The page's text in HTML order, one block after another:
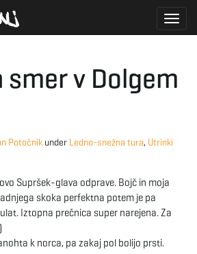
smer v Dolgem
Potočnik under Ledno-snežna tura, Utrinki
Supršek-glava odprave. Bojč in moja
skoka perfektna potem je pa
Iztopna prečnica super narejena. Za
k norca, pa zakaj pol bolijo prsti.